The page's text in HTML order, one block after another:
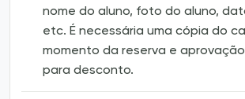
nome do aluno, foto do aluno,
etc. É necessária uma cópia do
momento da reserva e
para desconto.